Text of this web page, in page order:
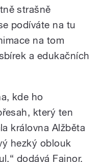
strašně
podíváte na tu
na tom
a edukačních
kde ho
který ten
královna Alžběta
hezký oblouk
dodává Fajnor.